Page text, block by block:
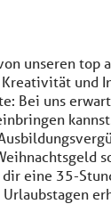
unseren
und
Bei uns
eine 35-